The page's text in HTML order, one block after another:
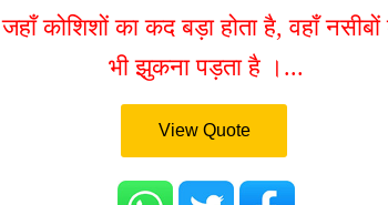
जहाँ कोशिशों का कद बड़ा होता है, वहाँ नसीबों
भी झुकना पड़ता है ।...
View Quote